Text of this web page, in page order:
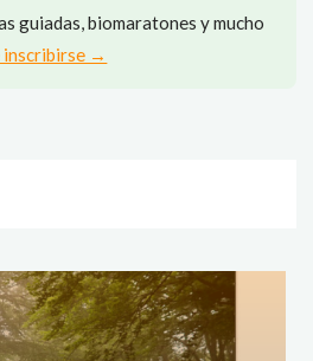
guiadas, biomaratones y mucho
inscribirse →